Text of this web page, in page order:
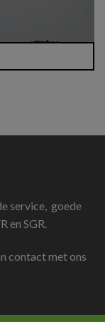
service, goede
en SGR.
contact met ons